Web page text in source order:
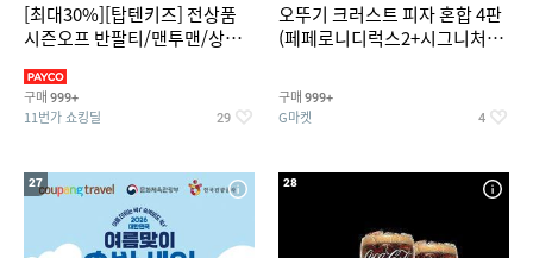
[최대30%][탑텐키즈] 전상품
시즌오프 반팔티/맨투맨/상하
구매 999+
11번가 쇼킹딜 29
오뚜기 크러스트 피자 혼합 4판
(페페로니디럭스2+시그니처익
구매 999+
G마켓 4
27 28